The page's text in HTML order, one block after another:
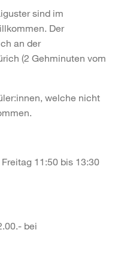
sind im
Der
an der
(2 Gehminuten vom
welche nicht
11:50 bis 13:30
bei